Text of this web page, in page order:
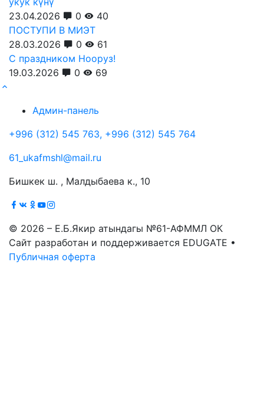
23.04.2026
0
40
ПОСТУПИ В МИЭТ
28.03.2026
0
61
С праздником Нооруз!
19.03.2026
0 69
Админ-панель
+996 (312) 545 763, +996 (312) 545 764
61_ukafmshl@mail.ru
Бишкек ш. , Малдыбаева к., 10
© 2026 – Е.Б.Якир атындагы №61-АФММЛ ОК
Сайт разработан и поддерживается EDUGATE •
Публичная оферта